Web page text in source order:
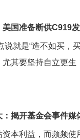
国准备断供C919发
说就是“造不如买，
其要坚持自立更生
揭开基金会事件媒
本利益，而频频